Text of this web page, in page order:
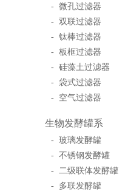
- 微孔过滤器
- 双联过滤器
- 钛棒过滤器
- 板框过滤器
- 硅藻土过滤器
- 袋式过滤器
- 空气过滤器
生物发酵罐系
- 玻璃发酵罐
- 不锈钢发酵罐
- 二级联体发酵罐
- 多联发酵罐